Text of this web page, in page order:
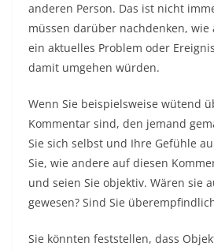
anderen Person. Das ist nicht
müssen darüber nachdenken, wie
ein aktuelles Problem oder
damit umgehen würden.
Wenn Sie beispielsweise wütend
Kommentar sind, den jemand
Sie sich selbst und Ihre Gefühle
Sie, wie andere auf diesen
und seien Sie objektiv. Wären sie
gewesen? Sind Sie
Sie könnten feststellen, dass